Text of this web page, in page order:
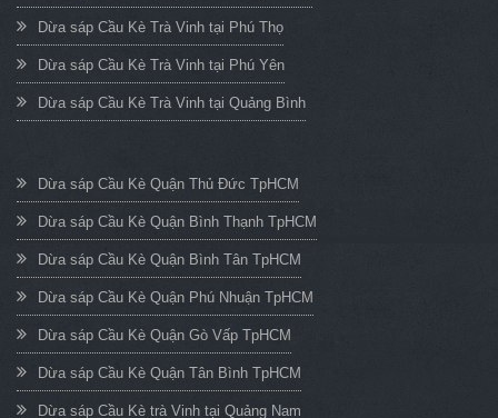
Dừa sáp Cầu Kè Trà Vinh tại Phú Thọ
Dừa sáp Cầu Kè Trà Vinh tại Phú Yên
Dừa sáp Cầu Kè Trà Vinh tại Quảng Bình
Dừa sáp Cầu Kè Quận Thủ Đức TpHCM
Dừa sáp Cầu Kè Quận Bình Thạnh TpHCM
Dừa sáp Cầu Kè Quận Bình Tân TpHCM
Dừa sáp Cầu Kè Quận Phú Nhuận TpHCM
Dừa sáp Cầu Kè Quận Gò Vấp TpHCM
Dừa sáp Cầu Kè Quận Tân Bình TpHCM
Dừa sáp Cầu Kè trà Vinh tại Quảng Nam